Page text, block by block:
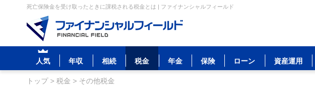
死亡保険金を受け取ったときに課税される税金とは | ファイナンシャルフィールド
人気 年収 相続 税金 年金 保険 ローン 資産運用
トップ> 税金 > その他税金